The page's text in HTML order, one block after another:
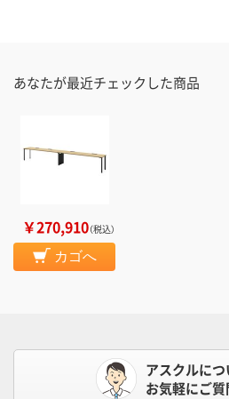
あなたが最近チェックした商品
￥270,910（税込）
カゴへ
アスクルにつ
お気軽にご質